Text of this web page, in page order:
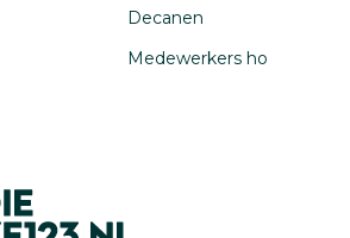
Decanen
Medewerkers ho